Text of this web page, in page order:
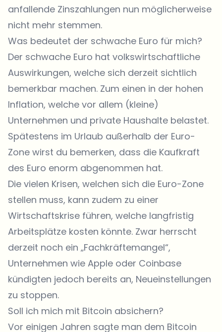
anfallende Zinszahlungen nun möglicherweise
nicht mehr stemmen.
Was bedeutet der schwache Euro für mich?
Der schwache Euro hat volkswirtschaftliche
Auswirkungen, welche sich derzeit sichtlich
bemerkbar machen. Zum einen in der hohen
Inflation, welche vor allem (kleine)
Unternehmen und private Haushalte belastet.
Spätestens im Urlaub außerhalb der Euro-
Zone wirst du bemerken, dass die Kaufkraft
des Euro enorm abgenommen hat.
Die vielen Krisen, welchen sich die Euro-Zone
stellen muss, kann zudem zu einer
Wirtschaftskrise führen, welche langfristig
Arbeitsplätze kosten könnte. Zwar herrscht
derzeit noch ein „Fachkräftemangel“,
Unternehmen wie Apple oder Coinbase
kündigten jedoch bereits an, Neueinstellungen
zu stoppen.
Soll ich mich mit Bitcoin absichern?
Vor einigen Jahren sagte man dem Bitcoin